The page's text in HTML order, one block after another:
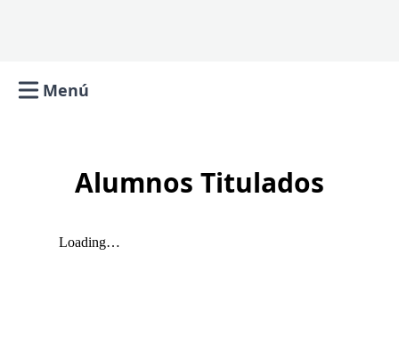
Open main menu
Menú
Alumnos Titulados